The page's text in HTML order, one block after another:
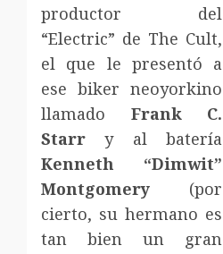
productor del
“Electric” de The Cult,
el que le presentó a
ese biker neoyorkino
llamado Frank C.
Starr y al batería
Kenneth “Dimwit”
Montgomery (por
cierto, su hermano es
tan bien un gran